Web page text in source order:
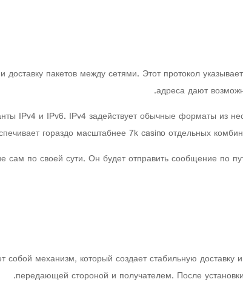
доставку пакетов между сетями. Этот протокол
адреса дают
IPv4 и IPv6. IPv4 задействует обычные форматы из
гораздо масштабнее 7k casino отдельных
сам по своей сути. Он будет отправить сообщение по
собой механизм, который создает стабильную
передающей стороной и получателем. После